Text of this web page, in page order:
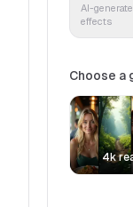
AI-
effects
Choose a
4k